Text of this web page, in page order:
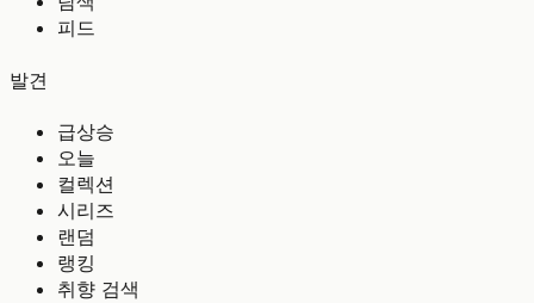
피드
발견
급상승
오늘
컬렉션
시리즈
랜덤
랭킹
취향 검색